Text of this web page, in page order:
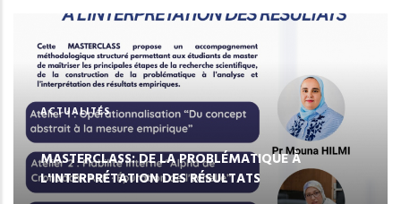
ACTUALITÉS
MASTERCLASS: DE LA PROBLÉMATIQUE À
L'INTERPRÉTATION DES RÉSULTATS